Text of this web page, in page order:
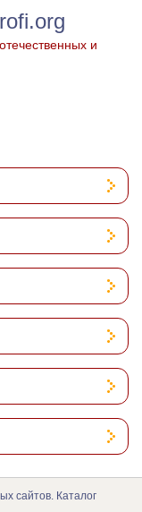
и
сайтов. Каталог